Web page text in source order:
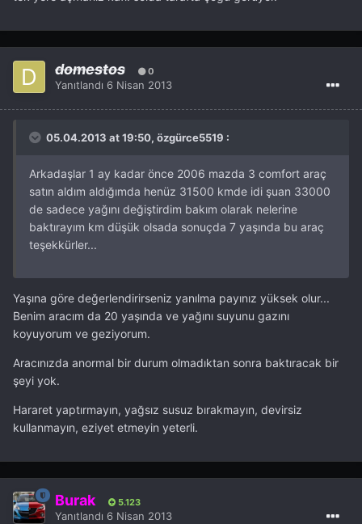
domestos 0
Yanıtlandı 6 Nisan 2013
05.04.2013 at 19:50, özgürce5519 :
Arkadaşlar 1 ay kadar önce 2006 mazda 3 comfort araç
satın aldım aldığımda henüz 31500 kmde idi şuan 33000
de sadece yağını değiştirdim bakım olarak nelerine
baktırayım km düşük olsada sonuçda 7 yaşında bu araç
teşekkürler...
Yaşına göre değerlendirirseniz yanılma payınız yüksek olur...
Benim aracım da 20 yaşında ve yağını suyunu gazını
koyuyorum ve geziyorum.
Aracınızda anormal bir durum olmadıktan sonra baktıracak bir
şeyi yok.
Hararet yaptırmayın, yağsız susuz bırakmayın, devirsiz
kullanmayın, eziyet etmeyin yeterli.
Burak 5.123
Yanıtlandı 6 Nisan 2013